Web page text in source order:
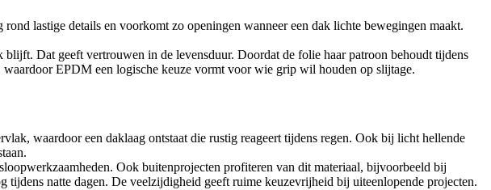
lastige details en voorkomt zo openingen wanneer een dak lichte bewegingen maakt.
Dat geeft vertrouwen in de levensduur. Doordat de folie haar patroon behoudt tijdens
EPDM een logische keuze vormt voor wie grip wil houden op slijtage.
waardoor een daklaag ontstaat die rustig reageert tijdens regen. Ook bij licht hellende
Ook buitenprojecten profiteren van dit materiaal, bijvoorbeeld bij
natte dagen. De veelzijdigheid geeft ruime keuzevrijheid bij uiteenlopende projecten.